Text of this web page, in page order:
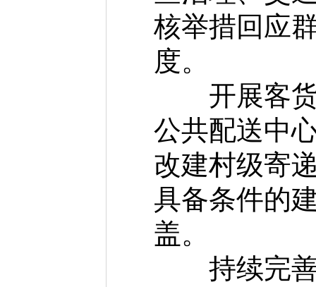
核举措回应
度。
开展客货
公共配送中
改建村级寄
具备条件的
盖。
持续完善